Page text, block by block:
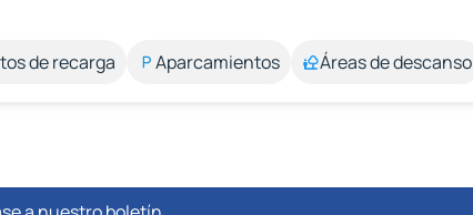
de recarga Aparcamientos Áreas de descanso